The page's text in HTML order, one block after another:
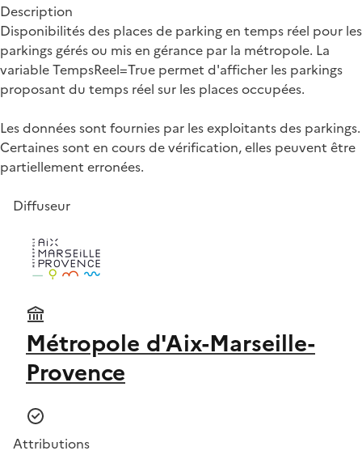
Description
Disponibilités des places de parking en temps réel pour les
parkings gérés ou mis en gérance par la métropole. La
variable TempsReel=True permet d'afficher les parkings
proposant du temps réel sur les places occupées.
Les données sont fournies par les exploitants des parkings.
Certaines sont en cours de vérification, elles peuvent être
partiellement erronées.
Diffuseur
Métropole d'Aix-Marseille-
Provence
Attributions